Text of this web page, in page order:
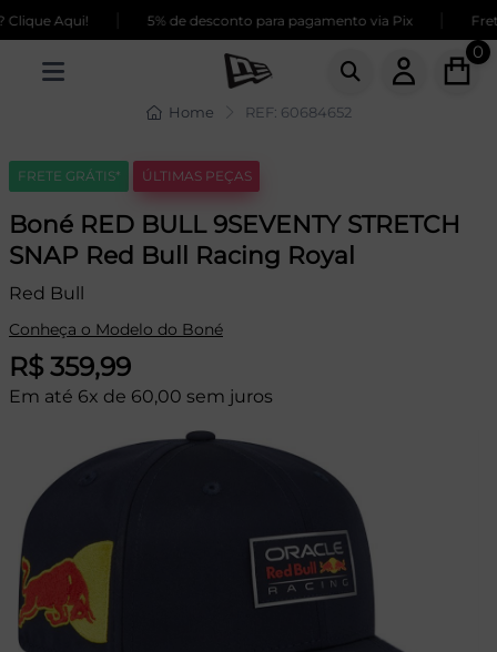
Aqui! 5% de desconto para pagamento via Pix
0
Home REF: 60684652
FRETE GRÁTIS* ÚLTIMAS PEÇAS
Boné RED BULL 9SEVENTY STRETCH
SNAP Red Bull Racing Royal
Red Bull
Conheça o Modelo do Boné
R$ 359,99
Em até 6x de 60,00 sem juros